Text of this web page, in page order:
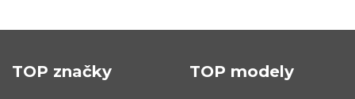
TOP značky TOP modely